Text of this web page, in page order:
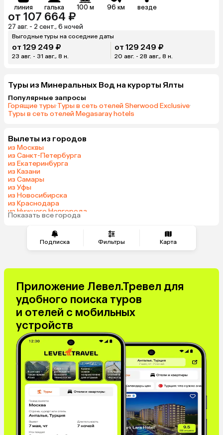
Подписка Фильтры Карта
линия галька 100 м 96 км везде
от 107 664 ₽
27 авг. - 2 сент., 6 ночей
Выгодные туры на соседние даты
от 129 249 ₽
23 авг. - 31 авг., 8 н.
от 129 249 ₽
20 авг. - 28 авг., 8 н.
Туры из Минеральных Вод на курорты Ялты
Популярные запросы
Горящие туры·Туры в сеть отелей Sherwood Exclusive·
Туры в сеть отелей Megasaray hotels
Вылеты из городов
из Москвы
из Санкт-Петербурга
из Екатеринбурга
из Казани
из Самары
из Уфы
из Новосибирска
из Краснодара
из Нижнего Новгорода
из Перми
Показать все города
Приложение Левел.Тревел для
удобного поиска туров
и отелей с мобильных
устройств